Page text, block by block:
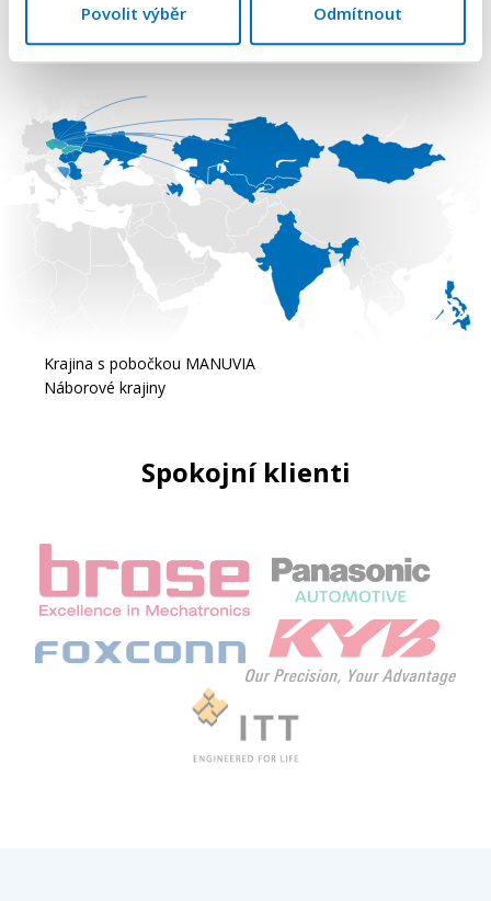
Povolit výběr Odmítnout
14 krajín, kde pôsobíme
Krajina s pobočkou MANUVIA
Náborové krajiny
Spokojní klienti